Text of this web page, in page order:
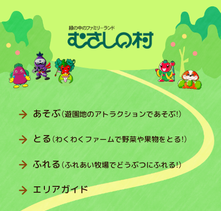
あそぶ（遊園地のアトラクションであそぶ！）
とる （わくわくファームで野菜や果物をとる！）
ふれる （ふれあい牧場でどうぶつにふれる！）
エリアガイド